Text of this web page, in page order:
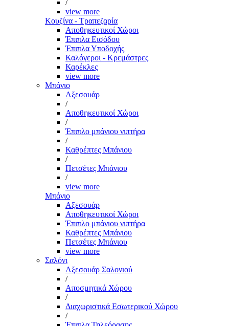
/
view more
Κουζίνα - Τραπεζαρία
Αποθηκευτικοί Χώροι
Έπιπλα Εισόδου
Έπιπλα Υποδοχής
Καλόγεροι - Κρεμάστρες
Καρέκλες
view more
Μπάνιο
Αξεσουάρ
/
Αποθηκευτικοί Χώροι
/
Έπιπλο μπάνιου νιπτήρα
/
Καθρέπτες Μπάνιου
/
Πετσέτες Μπάνιου
/
view more
Μπάνιο
Αξεσουάρ
Αποθηκευτικοί Χώροι
Έπιπλο μπάνιου νιπτήρα
Καθρέπτες Μπάνιου
Πετσέτες Μπάνιου
view more
Σαλόνι
Αξεσουάρ Σαλονιού
/
Αποσμητικά Χώρου
/
Διαχωριστικά Εσωτερικού Χώρου
/